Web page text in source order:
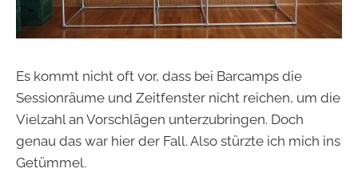
Es kommt nicht oft vor, dass bei Barcamps die
Sessionräume und Zeitfenster nicht reichen, um die
Vielzahl an Vorschlägen unterzubringen. Doch
genau das war hier der Fall. Also stürzte ich mich ins
Getümmel.